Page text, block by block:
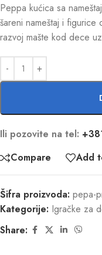
Peppa kućica sa
šareni nameštaj i figurice
razvoj mašte kod dece
Ili pozovite na tel:
Compare
Add
Šifra proizvoda: pepa-
Kategorije: Igračke za
Share: